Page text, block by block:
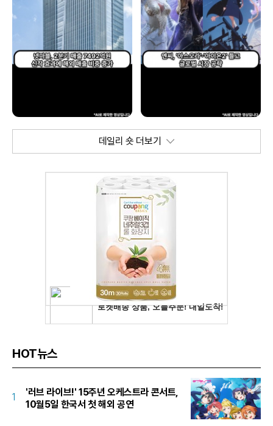
데일리 숏 더보기
HOT뉴스
1
'러브 라이브!' 15주년 오케스트라 콘서트,
10월5일 한국서 첫 해외 공연